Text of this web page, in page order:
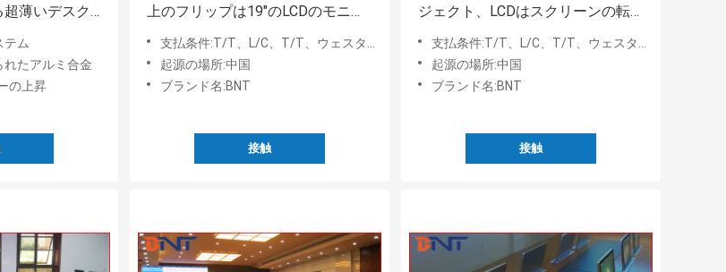
薄いデスク
昇の学校教
ェクト
テム
れたアルミ合金
の上昇
上のフリップは19"のLCDのモニタ
ーの上昇にスクリーン モーターを
備えた
支払条件:T/T、L/C、T/T、ウェスタン・ユニオン、MoneyGram、Paypal
起源の場所:中国
ブランド名:BNT
接触
ジェクト、LCDはスクリーンの転
覆機能の上昇にモーターを備えた
支払条件:T/T、L/C、T/T、ウェスタン・ユニオン、MoneyGram、Paypal
起源の場所:中国
ブランド名:BNT
接触